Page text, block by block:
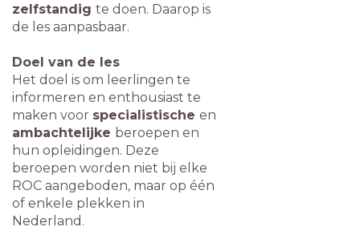
zelfstandig te doen. Daarop is
de les aanpasbaar.
Doel van de les
Het doel is om leerlingen te
informeren en enthousiast te
maken voor specialistische en
ambachtelijke beroepen en
hun opleidingen. Deze
beroepen worden niet bij elke
ROC aangeboden, maar op één
of enkele plekken in
Nederland.